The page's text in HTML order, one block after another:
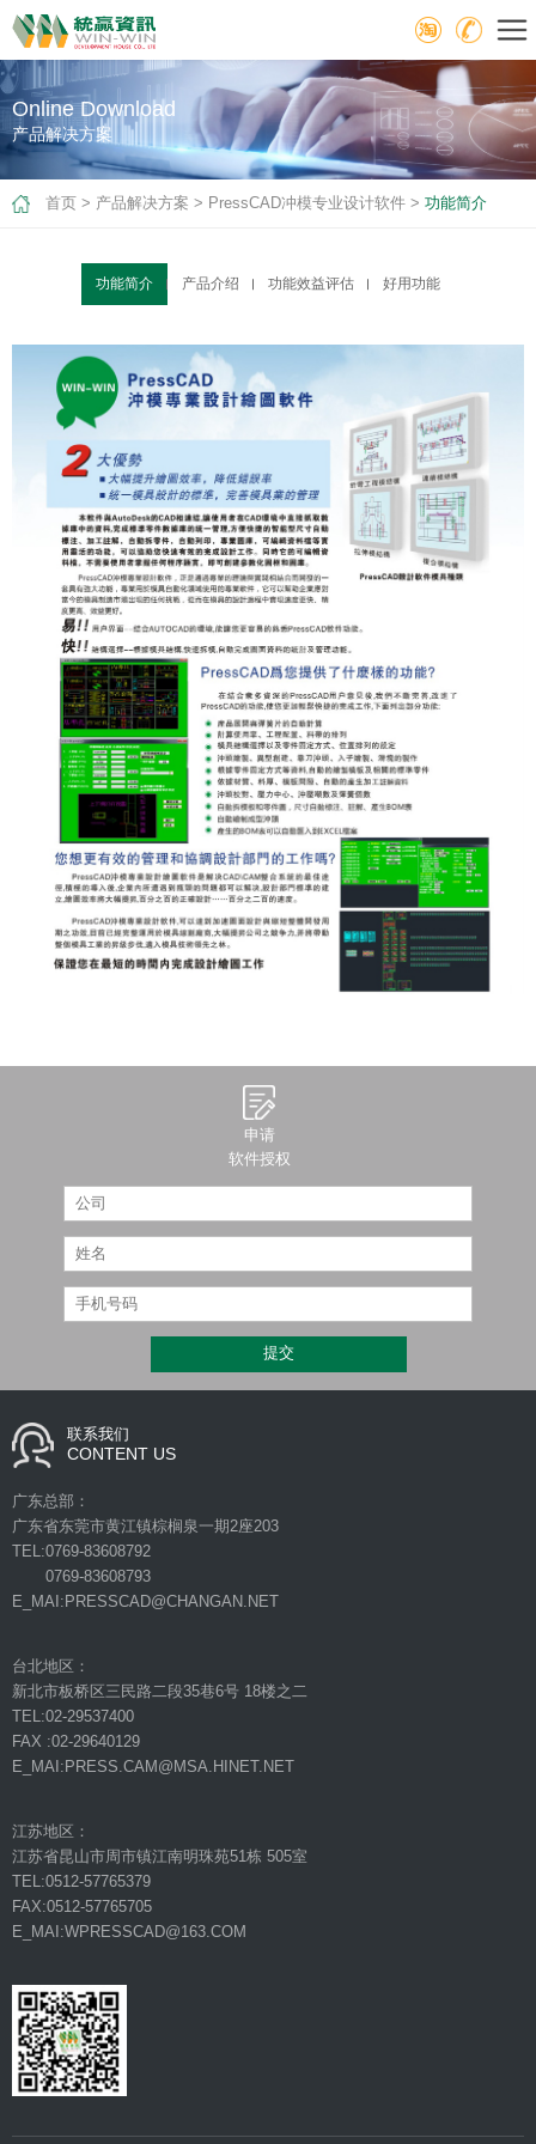
Online Download
产品解决方案
首页 > 产品解决方案 > PressCAD冲模专业设计软件 > 功能简介
功能简介 产品介绍 功能效益评估 好用功能
申请
软件授权
联系我们
CONTENT US
广东总部：
广东省东莞市黄江镇棕榈泉一期2座203
TEL:0769-83608792
0769-83608793
E_MAI:PRESSCAD@CHANGAN.NET
台北地区：
新北市板桥区三民路二段35巷6号 18楼之二
TEL:02-29537400
FAX :02-29640129
E_MAI:PRESS.CAM@MSA.HINET.NET
江苏地区：
江苏省昆山市周市镇江南明珠苑51栋 505室
TEL:0512-57765379
FAX:0512-57765705
E_MAI:WPRESSCAD@163.COM